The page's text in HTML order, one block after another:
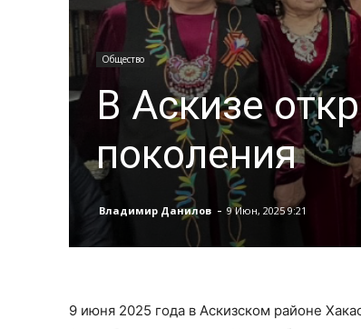
Общество
В Аскизе
поколения
Владимир Данилов - 9 Июн, 2025 9:21
9 июня 2025 года в Аскизском районе